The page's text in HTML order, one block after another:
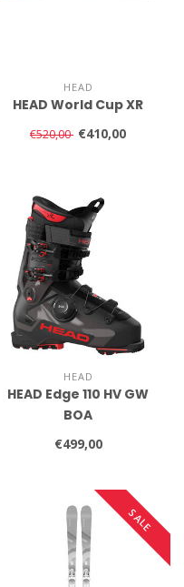
HEAD
HEAD World Cup XR
€520,00 €410,00
HEAD
HEAD Edge 110 HV GW
BOA
€499,00
SALE